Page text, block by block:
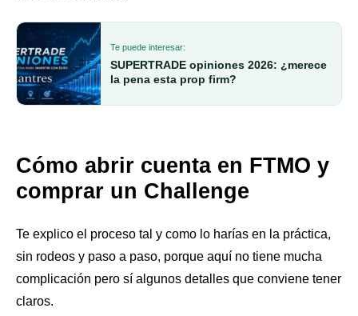
Te puede interesar:
SUPERTRADE opiniones 2026: ¿merece
la pena esta prop firm?
Cómo abrir cuenta en FTMO y
comprar un Challenge
Te explico el proceso tal y como lo harías en la práctica,
sin rodeos y paso a paso, porque aquí no tiene mucha
complicación pero sí algunos detalles que conviene tener
claros.